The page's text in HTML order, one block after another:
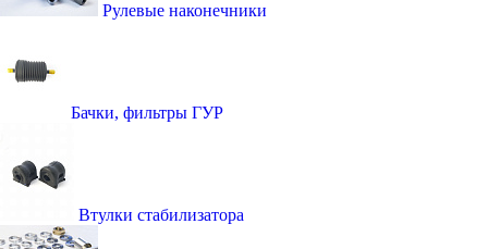
Рулевые наконечники
Бачки, фильтры ГУР
Втулки стабилизатора